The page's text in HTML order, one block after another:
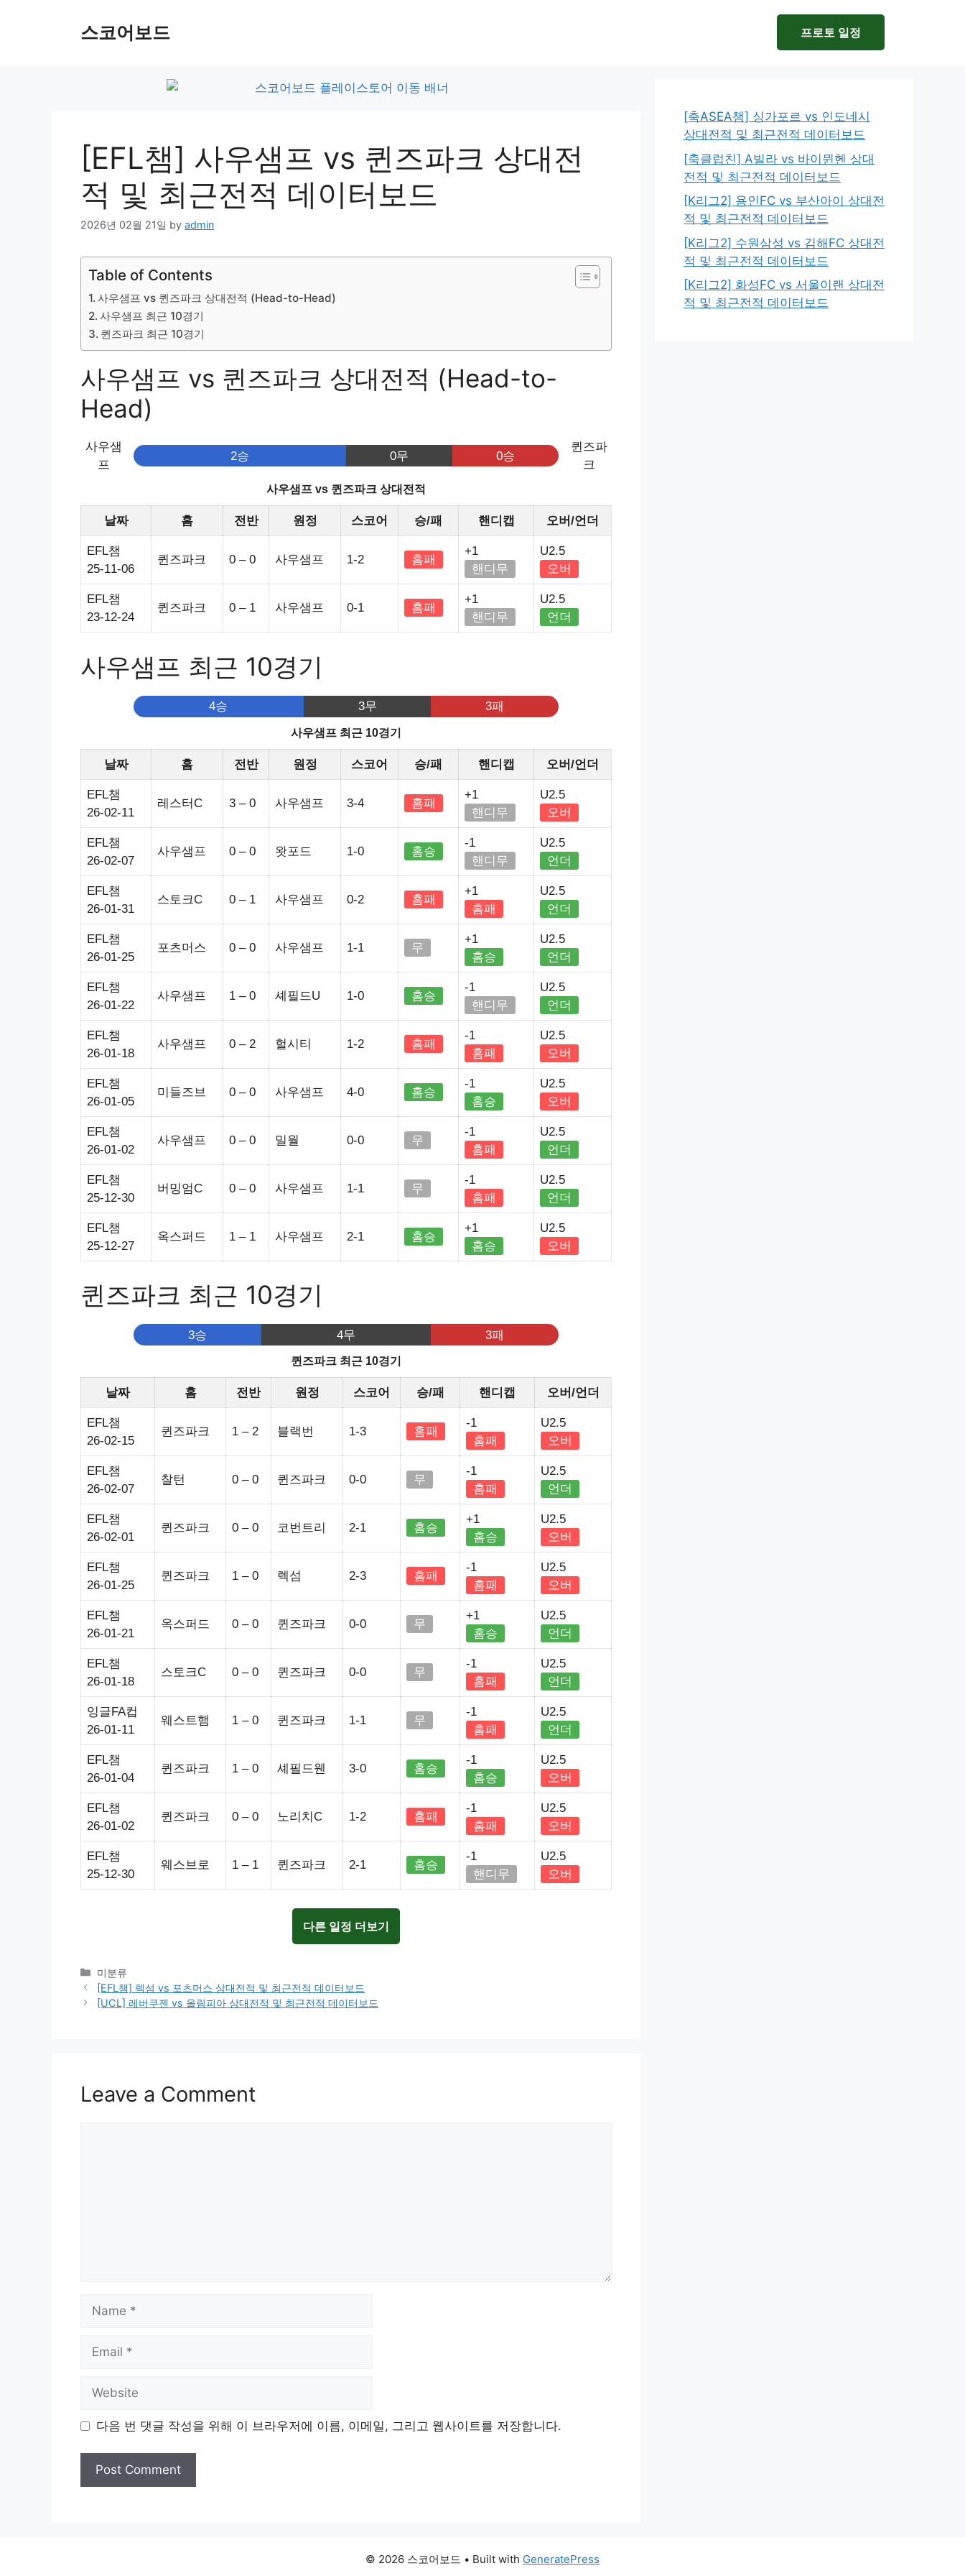
스코어보드 프로토 일정
[EFL챔] 사우샘프 vs 퀸즈파크 상대전
적 및 최근전적 데이터보드
2026년 02월 21일 by admin
Table of Contents
사우샘프 vs 퀸즈파크 상대전적 (Head-to-Head)
사우샘프 최근 10경기
퀸즈파크 최근 10경기
사우샘프 vs 퀸즈파크 상대전적 (Head-to-
Head)
사우샘
프
2승 0무 0승
퀸즈파
크
사우샘프 vs 퀸즈파크 상대전적
날짜 홈 전반 원정 스코어 승/패 핸디캡 오버/언더
EFL챔
25-11-06
퀸즈파크 0 – 0 사우샘프 1-2 홈패
+1
핸디무
U2.5
오버
EFL챔
23-12-24
퀸즈파크 0 – 1 사우샘프 0-1 홈패
+1
핸디무
U2.5
언더
사우샘프 최근 10경기
4승 3무 3패
사우샘프 최근 10경기
날짜 홈 전반 원정 스코어 승/패 핸디캡 오버/언더
EFL챔
26-02-11
레스터C 3 – 0 사우샘프 3-4 홈패
+1
핸디무
U2.5
오버
EFL챔
26-02-07
사우샘프 0 – 0 왓포드 1-0 홈승
-1
핸디무
U2.5
언더
EFL챔
26-01-31
스토크C 0 – 1 사우샘프 0-2 홈패
+1
홈패
U2.5
언더
EFL챔
26-01-25
포츠머스 0 – 0 사우샘프 1-1 무
+1
홈승
U2.5
언더
EFL챔
26-01-22
사우샘프 1 – 0 셰필드U 1-0 홈승
-1
핸디무
U2.5
언더
EFL챔
26-01-18
사우샘프 0 – 2 헐시티 1-2 홈패
-1
홈패
U2.5
오버
EFL챔
26-01-05
미들즈브 0 – 0 사우샘프 4-0 홈승
-1
홈승
U2.5
오버
EFL챔
26-01-02
사우샘프 0 – 0 밀월 0-0 무
-1
홈패
U2.5
언더
EFL챔
25-12-30
버밍엄C 0 – 0 사우샘프 1-1 무
-1
홈패
U2.5
언더
EFL챔
25-12-27
옥스퍼드 1 – 1 사우샘프 2-1 홈승
+1
홈승
U2.5
오버
퀸즈파크 최근 10경기
3승 4무 3패
퀸즈파크 최근 10경기
날짜 홈 전반 원정 스코어 승/패 핸디캡 오버/언더
EFL챔
26-02-15
퀸즈파크 1 – 2 블랙번 1-3 홈패
-1
홈패
U2.5
오버
EFL챔
26-02-07
찰턴 0 – 0 퀸즈파크 0-0 무
-1
홈패
U2.5
언더
EFL챔
26-02-01
퀸즈파크 0 – 0 코번트리 2-1 홈승
+1
홈승
U2.5
오버
EFL챔
26-01-25
퀸즈파크 1 – 0 렉섬 2-3 홈패
-1
홈패
U2.5
오버
EFL챔
26-01-21
옥스퍼드 0 – 0 퀸즈파크 0-0 무
+1
홈승
U2.5
언더
EFL챔
26-01-18
스토크C 0 – 0 퀸즈파크 0-0 무
-1
홈패
U2.5
언더
잉글FA컵
26-01-11
웨스트햄 1 – 0 퀸즈파크 1-1 무
-1
홈패
U2.5
언더
EFL챔
26-01-04
퀸즈파크 1 – 0 셰필드웬 3-0 홈승
-1
홈승
U2.5
오버
EFL챔
26-01-02
퀸즈파크 0 – 0 노리치C 1-2 홈패
-1
홈패
U2.5
오버
EFL챔
25-12-30
웨스브로 1 – 1 퀸즈파크 2-1 홈승
-1
핸디무
U2.5
오버
다른 일정 더보기
Categories
미분류
[EFL챔] 렉섬 vs 포츠머스 상대전적 및 최근전적 데이터보드
[UCL] 레버쿠젠 vs 올림피아 상대전적 및 최근전적 데이터보드
Leave a Comment
다음 번 댓글 작성을 위해 이 브라우저에 이름, 이메일, 그리고 웹사이트를 저장합니다.
[축ASEA챔] 싱가포르 vs 인도네시
상대전적 및 최근전적 데이터보드
[축클럽친] A빌라 vs 바이뮌헨 상대
전적 및 최근전적 데이터보드
[K리그2] 용인FC vs 부산아이 상대전
적 및 최근전적 데이터보드
[K리그2] 수원삼성 vs 김해FC 상대전
적 및 최근전적 데이터보드
[K리그2] 화성FC vs 서울이랜 상대전
적 및 최근전적 데이터보드
© 2026 스코어보드 • Built with GeneratePress